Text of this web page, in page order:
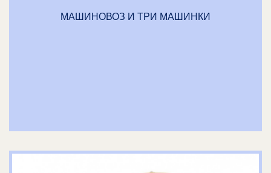
МАШИНОВОЗ И ТРИ МАШИНКИ